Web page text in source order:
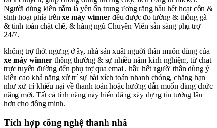
Người dùng kiên nắm là yên ổn trung ương rằng hầu hết hoạt cồn &
sinh hoạt phía trên xe máy winner đều được đo lường & thống gà
& tính toán chặt chẽ, & hàng ngũ Chuyên Viên sẵn sàng phụ trợ
24/7.
không trợ thời ngưng ở ấy, nhà sản xuất người thân muốn dùng của
xe máy winner thông thường & sự nhiều năm kinh nghiệm, từ chat
trực tuyến đường đến phụ trợ qua email. hầu hết người thân dùng ý
kiến cao khả năng xử trí sự bài xích toán nhanh chóng, chẳng hạn
như xử trí khiếu nại về thanh toán hoặc hướng dẫn muốn dùng chức
năng mới. Tất cả tính năng này hiến đâng xây dựng tin tưởng lâu
hơn cho đồng minh.
Tích hợp công nghệ thanh nhã